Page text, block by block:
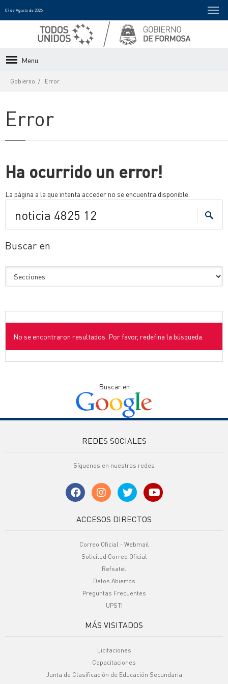
07 de Agosto de 2026
Menu
Gobierno Error
Error
Ha ocurrido un error!
La página a la que intenta acceder no se encuentra disponible.
Buscar en
No se encontraron resultados. Por favor, redefina la búsqueda.
Buscar en
REDES SOCIALES
Síguenos en nuestras redes
ACCESOS DIRECTOS
Correo Oficial - Webmail
Solicitud Correo Oficial
Refsatel
Datos Abiertos
Preguntas Frecuentes
UPSTI
MÁS VISITADOS
Licitaciones
Capacitaciones
Junta de Clasificación de Educación Secundaria